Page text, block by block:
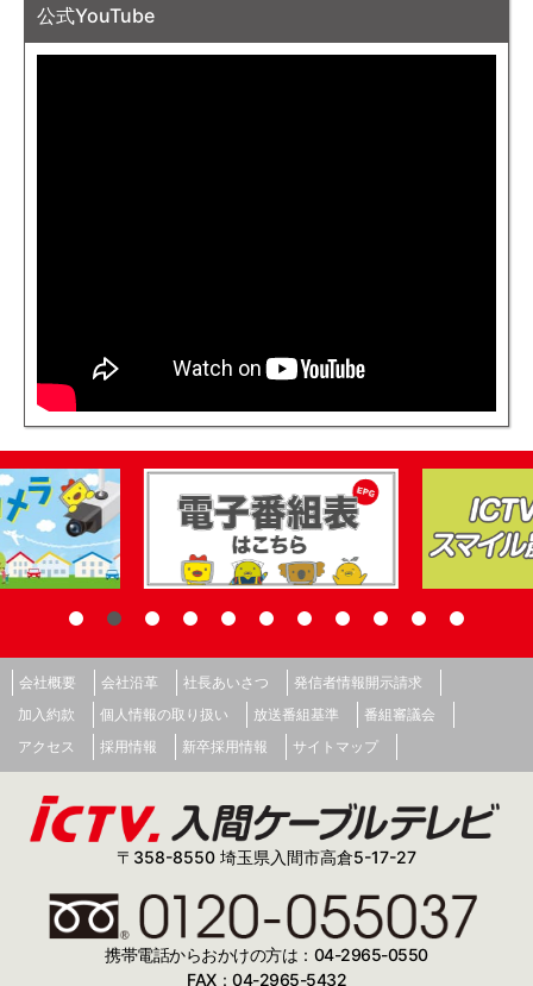
公式YouTube
会社概要 会社沿革 社長あいさつ
発信者情報開示請求
加入約款
個人情報の取り扱い 放送番組基準
番組審議会
アクセス
採用情報 新卒採用情報 サイトマップ
〒358-8550 埼玉県入間市高倉5-17-27
携帯電話からおかけの方は：04-2965-0550
FAX：04-2965-5432